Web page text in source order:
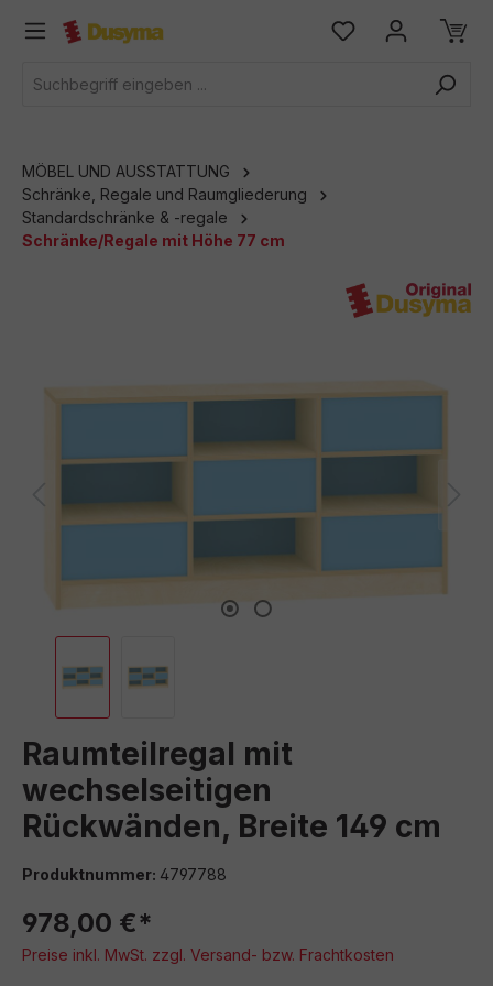
springen
MÖBEL UND AUSSTATTUNG
Schränke, Regale und Raumgliederung
Standardschränke & -regale
Schränke/Regale mit Höhe 77 cm
Raumteilregal mit
wechselseitigen
Rückwänden, Breite 149 cm
Produktnummer: 4797788
978,00 €*
Preise inkl. MwSt. zzgl. Versand- bzw. Frachtkosten